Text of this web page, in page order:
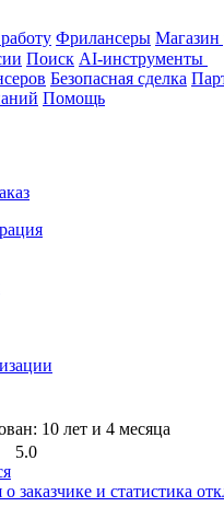
Фрилансеры Магазин
Поиск AI-инструменты
Безопасная сделка
Помощь
10 лет и 4 месяца
5.0
заказчике и статистика